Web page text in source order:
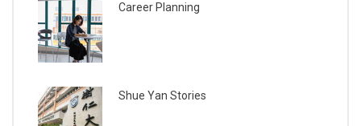
Career Planning
Shue Yan Stories